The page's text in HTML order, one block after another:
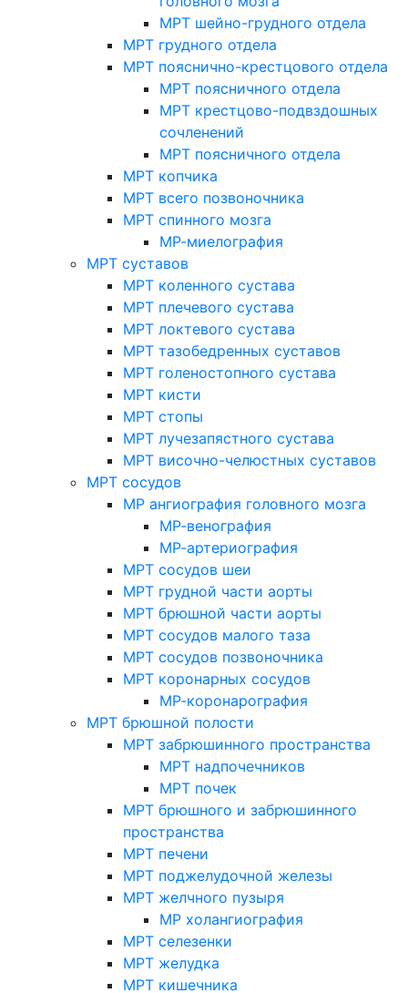
МРТ шейно-грудного отдела
МРТ грудного отдела
МРТ пояснично-крестцового отдела
МРТ поясничного отдела
МРТ крестцово-подвздошных
сочленений
МРТ поясничного отдела
МРТ копчика
МРТ всего позвоночника
МРТ спинного мозга
МР-миелография
МРТ суставов
МРТ коленного сустава
МРТ плечевого сустава
МРТ локтевого сустава
МРТ тазобедренных суставов
МРТ голеностопного сустава
МРТ кисти
МРТ стопы
МРТ лучезапястного сустава
МРТ височно-челюстных суставов
МРТ сосудов
МР ангиография головного мозга
МР-венография
МР-артериография
МРТ сосудов шеи
МРТ грудной части аорты
МРТ брюшной части аорты
МРТ сосудов малого таза
МРТ сосудов позвоночника
МРТ коронарных сосудов
МР-коронарография
МРТ брюшной полости
МРТ забрюшинного пространства
МРТ надпочечников
МРТ почек
МРТ брюшного и забрюшинного
пространства
МРТ печени
МРТ поджелудочной железы
МРТ желчного пузыря
МР холангиография
МРТ селезенки
МРТ желудка
МРТ кишечника